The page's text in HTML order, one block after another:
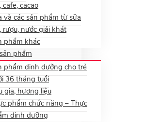
cafe, cacao
và các sản phẩm từ sữa
rượu, nước giải khát
phẩm khác
phẩm
phẩm dinh dưỡng cho trẻ
36 tháng tuổi
gia, hương liệu
phẩm chức năng – Thực
dinh dưỡng